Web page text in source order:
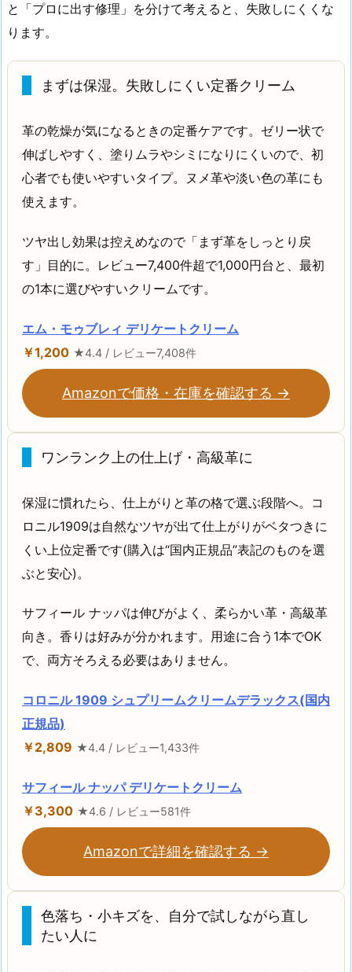
と「プロに出す修理」を分けて考えると、失敗しにくくな
ります。
まずは保湿。失敗しにくい定番クリーム
革の乾燥が気になるときの定番ケアです。ゼリー状で
伸ばしやすく、塗りムラやシミになりにくいので、初
心者でも使いやすいタイプ。ヌメ革や淡い色の革にも
使えます。
ツヤ出し効果は控えめなので「まず革をしっとり戻
す」目的に。レビュー7,400件超で1,000円台と、最初
の1本に選びやすいクリームです。
エム・モゥブレィ デリケートクリーム
￥1,200 ★4.4 / レビュー7,408件
Amazonで価格・在庫を確認する →
ワンランク上の仕上げ・高級革に
保湿に慣れたら、仕上がりと革の格で選ぶ段階へ。コ
ロニル1909は自然なツヤが出て仕上がりがベタつきに
くい上位定番です(購入は“国内正規品”表記のものを選
ぶと安心)。
サフィール ナッパは伸びがよく、柔らかい革・高級革
向き。香りは好みが分かれます。用途に合う1本でOK
で、両方そろえる必要はありません。
コロニル 1909 シュプリームクリームデラックス(国内
正規品)
￥2,809 ★4.4 / レビュー1,433件
サフィール ナッパ デリケートクリーム
￥3,300 ★4.6 / レビュー581件
Amazonで詳細を確認する →
色落ち・小キズを、自分で試しながら直し
たい人に